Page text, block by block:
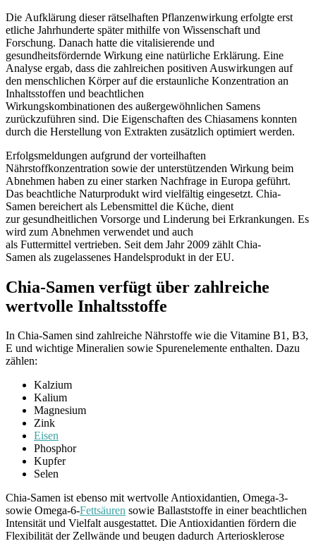
Die Aufklärung dieser rätselhaften Pflanzenwirkung erfolgte erst
etliche Jahrhunderte später mithilfe von Wissenschaft und
Forschung. Danach hatte die vitalisierende und
gesundheitsfördernde Wirkung eine natürliche Erklärung. Eine
Analyse ergab, dass die zahlreichen positiven Auswirkungen auf
den menschlichen Körper auf die erstaunliche Konzentration an
Inhaltsstoffen und beachtlichen
Wirkungskombinationen des außergewöhnlichen Samens
zurückzuführen sind. Die Eigenschaften des Chiasamens konnten
durch die Herstellung von Extrakten zusätzlich optimiert werden.
Erfolgsmeldungen aufgrund der vorteilhaften
Nährstoffkonzentration sowie der unterstützenden Wirkung beim
Abnehmen haben zu einer starken Nachfrage in Europa geführt.
Das beachtliche Naturprodukt wird vielfältig eingesetzt. Chia-
Samen bereichert als Lebensmittel die Küche, dient
zur gesundheitlichen Vorsorge und Linderung bei Erkrankungen. Es
wird zum Abnehmen verwendet und auch
als Futtermittel vertrieben. Seit dem Jahr 2009 zählt Chia-
Samen als zugelassenes Handelsprodukt in der EU.
Chia-Samen verfügt über zahlreiche
wertvolle Inhaltsstoffe
In Chia-Samen sind zahlreiche Nährstoffe wie die Vitamine B1, B3,
E und wichtige Mineralien sowie Spurenelemente enthalten. Dazu
zählen:
Kalzium
Kalium
Magnesium
Zink
Eisen
Phosphor
Kupfer
Selen
Chia-Samen ist ebenso mit wertvolle Antioxidantien, Omega-3-
sowie Omega-6-Fettsäuren sowie Ballaststoffe in einer beachtlichen
Intensität und Vielfalt ausgestattet. Die Antioxidantien fördern die
Flexibilität der Zellwände und beugen dadurch Arteriosklerose